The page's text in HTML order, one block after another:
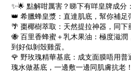
✨🌟 點解咁厲害？睇下有咩皇牌成分：
👑 希臘蜂皇漿：直達肌底，幫你補足
🌴 棗椰樹萃取：天然提拉神器，同下
🐝 百里香蜂蜜＋乳木果油：極度滋
到好似剝殼雞蛋。
🌹 野玫瑰精華基底：成支面膜唔用
瑰水做基底，一邊敷一邊同肌膚抗老！